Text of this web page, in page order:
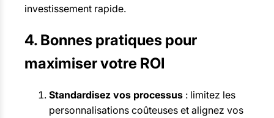
investissement rapide.
4. Bonnes pratiques pour
maximiser votre ROI
Standardisez vos processus : limitez les
personnalisations coûteuses et alignez vos